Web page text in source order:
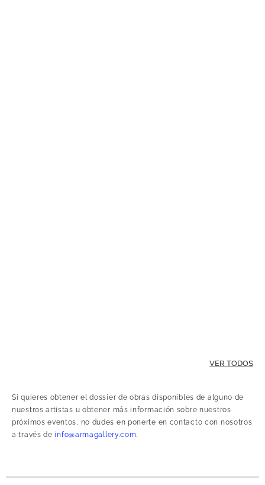
VER TODOS
Si quieres obtener el dossier de obras disponibles de alguno de
nuestros artistas u obtener más información sobre nuestros
próximos eventos, no dudes en ponerte en contacto con nosotros
a través deinfo@armagallery.com.